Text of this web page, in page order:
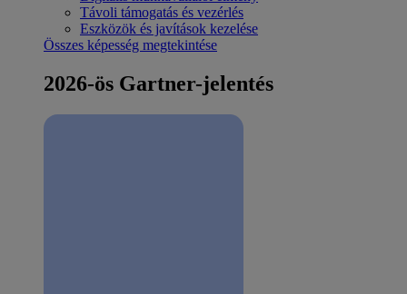
Távoli támogatás és vezérlés
Eszközök és javítások kezelése
Összes képesség megtekintése
2026-ös Gartner-jelentés